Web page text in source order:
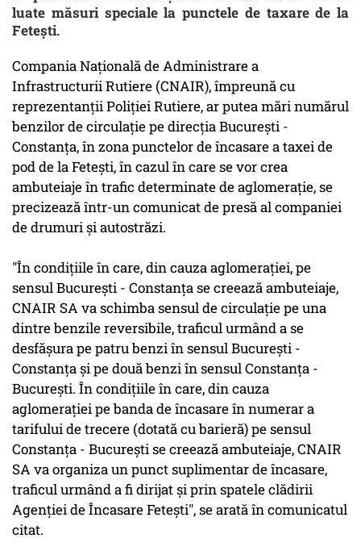
luate măsuri speciale la punctele de taxare de la
Fetești.
Compania Naţională de Administrare a
Infrastructurii Rutiere (CNAIR), împreună cu
reprezentanţii Poliţiei Rutiere, ar putea mări numărul
benzilor de circulaţie pe direcţia Bucureşti -
Constanţa, în zona punctelor de încasare a taxei de
pod de la Feteşti, în cazul în care se vor crea
ambuteiaje în trafic determinate de aglomeraţie, se
precizează într-un comunicat de presă al companiei
de drumuri şi autostrăzi.
"În condiţiile în care, din cauza aglomeraţiei, pe
sensul Bucureşti - Constanţa se creează ambuteiaje,
CNAIR SA va schimba sensul de circulaţie pe una
dintre benzile reversibile, traficul urmând a se
desfăşura pe patru benzi în sensul Bucureşti -
Constanţa şi pe două benzi în sensul Constanţa -
Bucureşti. În condiţiile în care, din cauza
aglomeraţiei pe banda de încasare în numerar a
tarifului de trecere (dotată cu barieră) pe sensul
Constanţa - Bucureşti se creează ambuteiaje, CNAIR
SA va organiza un punct suplimentar de încasare,
traficul urmând a fi dirijat şi prin spatele clădirii
Agenţiei de Încasare Feteşti", se arată în comunicatul
citat.